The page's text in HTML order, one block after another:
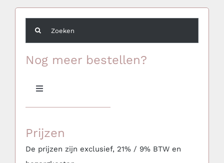
Gemeente
Zoeken
naar:
Nog meer bestellen?
Toggle
Aankleding & Decoratie
Prijzen
De prijzen zijn exclusief, 21% / 9% BTW en